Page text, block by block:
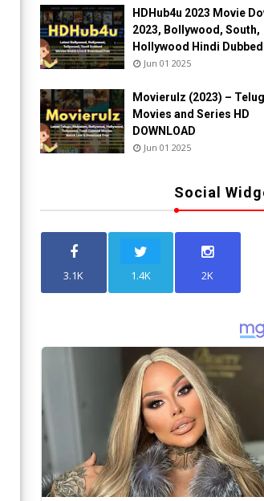
HDHub4u 2023 Movie
2023, Bollywood, South,
Hollywood Hindi Dubbed
Jun 01 2025
Movierulz (2023) –
Movies and Series HD
DOWNLOAD
Jun 01 2025
Social
3.1K 1.4K 2K